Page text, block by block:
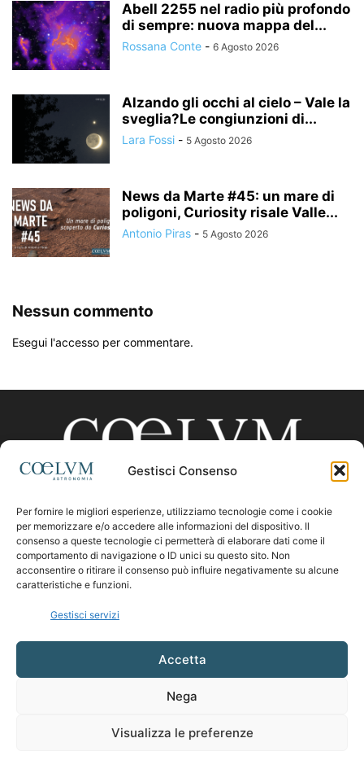
Gestisci Consenso
Per fornire le migliori esperienze, utilizziamo tecnologie come i cookie
per memorizzare e/o accedere alle informazioni del dispositivo. Il
consenso a queste tecnologie ci permetterà di elaborare dati come il
comportamento di navigazione o ID unici su questo sito. Non
acconsentire o ritirare il consenso può influire negativamente su alcune
caratteristiche e funzioni.
Gestisci servizi
Accetta
Nega
Visualizza le preferenze
Abell 2255 nel radio più profondo
di sempre: nuova mappa del...
Rossana Conte - 6 Agosto 2026
Alzando gli occhi al cielo – Vale la
sveglia?Le congiunzioni di...
Lara Fossi - 5 Agosto 2026
News da Marte #45: un mare di
poligoni, Curiosity risale Valle...
Antonio Piras - 5 Agosto 2026
Nessun commento
Esegui l'accesso per commentare.
CHI SIAMO
Contattaci:coelumastro@coelum.com